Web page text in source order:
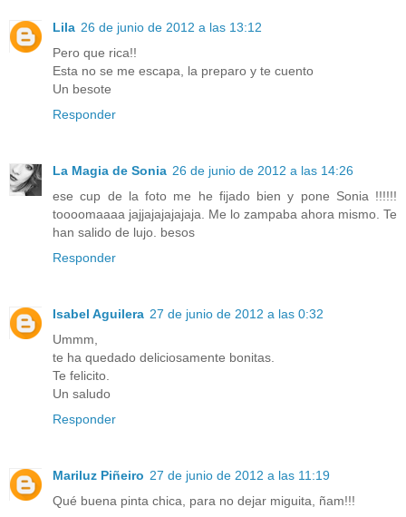
Lila 26 de junio de 2012 a las 13:12
Pero que rica!!
Esta no se me escapa, la preparo y te cuento
Un besote
Responder
La Magia de Sonia 26 de junio de 2012 a las 14:26
ese cup de la foto me he fijado bien y pone Sonia !!!!!!
toooomaaaa jajjajajajajaja. Me lo zampaba ahora mismo. Te
han salido de lujo. besos
Responder
Isabel Aguilera 27 de junio de 2012 a las 0:32
Ummm,
te ha quedado deliciosamente bonitas.
Te felicito.
Un saludo
Responder
Mariluz Piñeiro 27 de junio de 2012 a las 11:19
Qué buena pinta chica, para no dejar miguita, ñam!!!